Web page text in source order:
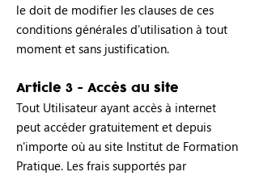
le doit de modifier les clauses de ces
conditions générales d'utilisation à tout
moment et sans justification.
Article 3 - Accès au site
Tout Utilisateur ayant accès à internet
peut accéder gratuitement et depuis
n'importe où au site Institut de Formation
Pratique. Les frais supportés par